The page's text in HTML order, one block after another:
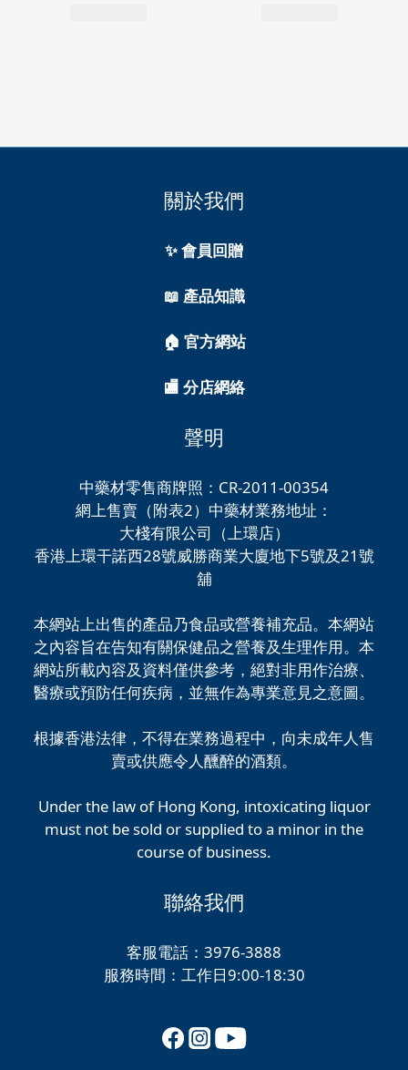
關於我們
✨ 會員回贈
📖 產品知識
🏠 官方網站
🏬 分店網絡
聲明
中藥材零售商牌照：CR-2011-00354
網上售賣（附表2）中藥材業務地址：
大棧有限公司（上環店）
香港上環干諾西28號威勝商業大廈地下5號及21號
舖
本網站上出售的產品乃食品或營養補充品。本網站
之內容旨在告知有關保健品之營養及生理作用。本
網站所載內容及資料僅供參考，絕對非用作治療、
醫療或預防任何疾病，並無作為專業意見之意圖。
根據香港法律，不得在業務過程中，向未成年人售
賣或供應令人醺醉的酒類。
Under the law of Hong Kong, intoxicating liquor
must not be sold or supplied to a minor in the
course of business.
聯絡我們
客服電話：3976-3888
服務時間：工作日9:00-18:30